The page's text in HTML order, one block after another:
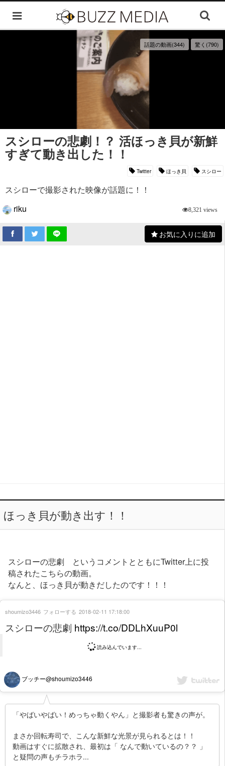
話題の動画(344) 驚く(790)
スシローの悲劇！？ 活ほっき貝が新鮮
すぎて動き出した！！
Twitter ほっき貝 スシロー
スシローで撮影された映像が話題に！！
riku
8,321 views
お気に入りに追加
ほっき貝が動き出す！！
スシローの悲劇 というコメントとともにTwitter上に投
稿されたこちらの動画。
なんと、ほっき貝が動きだしたのです！！！
スシローの悲劇 https://t.co/DDLhXuuP0l
読み込んでいます...
ブッチー@shoumizo3446
shoumizo3446 フォローする 2018-02-11 17:18:00
「やばいやばい！めっちゃ動くやん」と撮影者も驚きの声が。
まさか回転寿司で、こんな新鮮な光景が見られるとは！！
動画はすぐに拡散され、最初は「 なんで動いているの？？ 」
と疑問の声もチラホラ...